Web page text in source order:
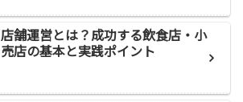
店舗運営とは？成功する飲食店・小
売店の基本と実践ポイント